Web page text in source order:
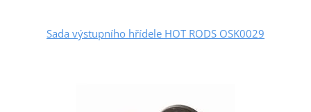
Sada výstupního hřídele HOT RODS OSK0029